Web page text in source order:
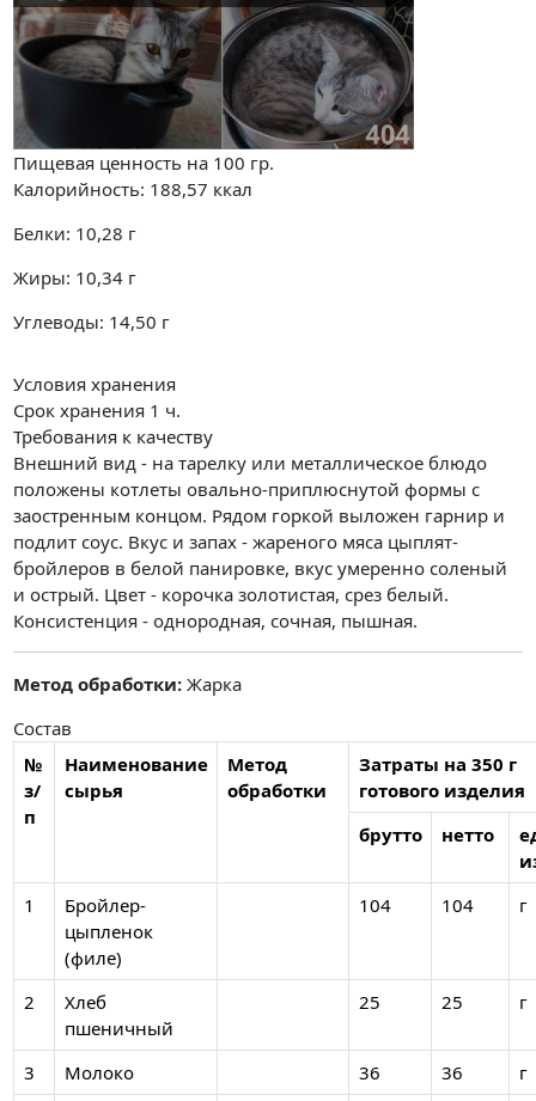
Пищевая ценность на 100 гр.
Калорийность: 188,57 ккал
Белки: 10,28 г
Жиры: 10,34 г
Углеводы: 14,50 г
Условия хранения
Срок хранения 1 ч.
Требования к качеству
Внешний вид - на тарелку или металлическое блюдо
положены котлеты овально-приплюснутой формы с
заостренным концом. Рядом горкой выложен гарнир и
подлит соус. Вкус и запах - жареного мяса цыплят-
бройлеров в белой панировке, вкус умеренно соленый
и острый. Цвет - корочка золотистая, срез белый.
Консистенция - однородная, сочная, пышная.
Метод обработки: Жарка
Состав
№
з/
п
Наименование
сырья
Метод
обработки
Затраты на 350 г
готового изделия
брутто
нетто
1
Бройлер-
цыпленок
(филе)
104 104 г
2
Хлеб
пшеничный
25 25 г
3 Молоко 36 36
г